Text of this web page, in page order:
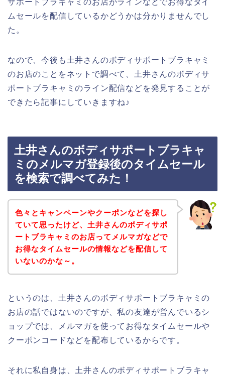
ムセールを配信しているかどうかは分かりませんでし
た。
なので、今後も土井さんのボディサポートブラキャミ
のお店のことをネットで調べて、土井さんのボディサ
ポートブラキャミのライン配信などを発見することが
できたら記事にしていきますね♪
土井さんのボディサポートブラキャ
ミのメルマガ登録後のタイムセール
を検索で調べてみた！
色々とキャンペーンやクーポンなどを探し
ていて思ったけど、土井さんのボディサポ
ートブラキャミのお店ってメルマガなどで
お得なタイムセールの情報などを配信して
いないのかな～。
というのは、土井さんのボディサポートブラキャミの
お店の話ではないのですが、私の友達が営んでいるシ
ョップでは、メルマガを使ってお得なタイムセールや
クーポンコードなどを配布しているからです。
それに私自身は、土井さんのボディサポートブラキャ